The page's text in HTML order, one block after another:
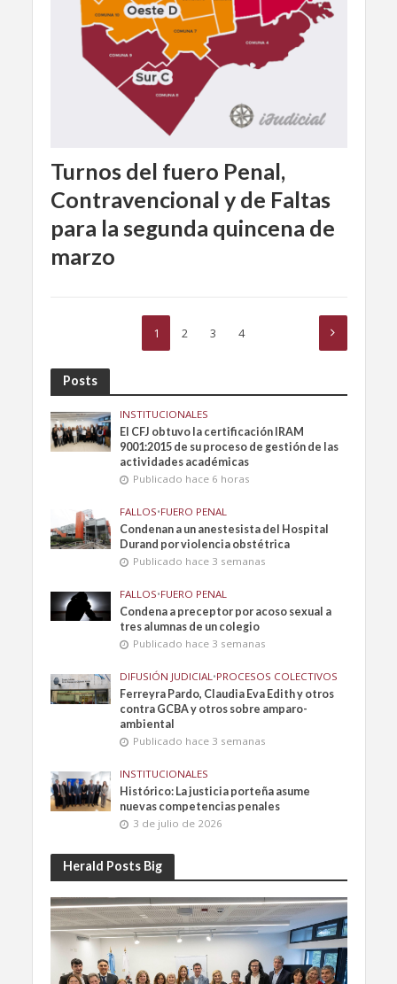
Turnos del fuero Penal,
Contravencional y de Faltas
para la segunda quincena de
marzo
1 2 3 4
Posts
INSTITUCIONALES
El CFJ obtuvo la certificación IRAM
9001:2015 de su proceso de gestión de las
actividades académicas
Publicado hace 6 horas
FALLOS•FUERO PENAL
Condenan a un anestesista del Hospital
Durand por violencia obstétrica
Publicado hace 3 semanas
FALLOS•FUERO PENAL
Condena a preceptor por acoso sexual a
tres alumnas de un colegio
Publicado hace 3 semanas
DIFUSIÓN JUDICIAL •PROCESOS COLECTIVOS
Ferreyra Pardo, Claudia Eva Edith y otros
contra GCBA y otros sobre amparo-
ambiental
Publicado hace 3 semanas
INSTITUCIONALES
Histórico: La justicia porteña asume
nuevas competencias penales
3 de julio de 2026
Herald Posts Big